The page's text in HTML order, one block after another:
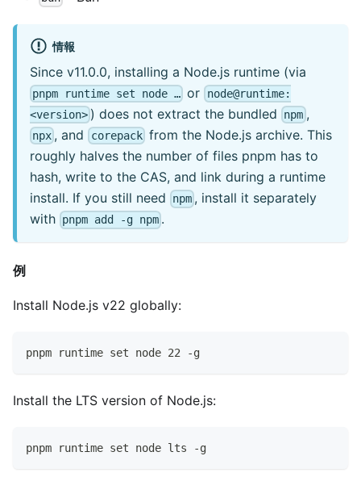
情報
Since v11.0.0, installing a Node.js runtime (via
pnpm runtime set node … or node@runtime:
<version> ) does not extract the bundled npm ,
npx , and corepackfrom the Node.js archive. This
roughly halves the number of files pnpm has to
hash, write to the CAS, and link during a runtime
install. If you still need
npm , install it separately
with pnpm add -g npm .
例
Install Node.js v22 globally:
pnpm runtime set node 22 -g
Install the LTS version of Node.js:
pnpm runtime set node lts -g